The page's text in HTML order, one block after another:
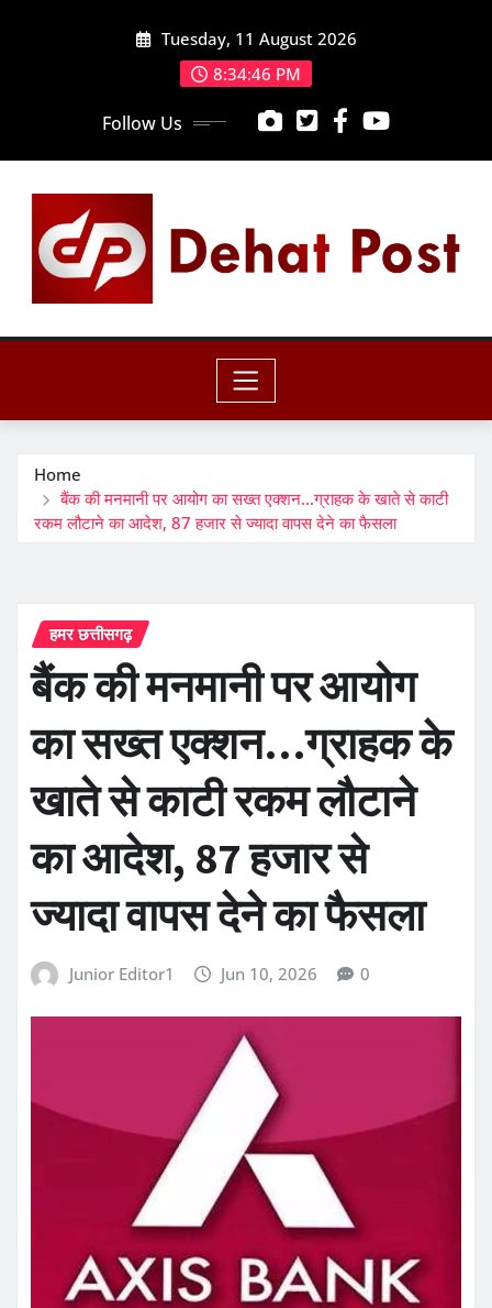
Tuesday, 11 August 2026
8:34:48 PM
Follow Us
Home
बैंक की मनमानी पर आयोग का सख्त एक्शन…ग्राहक के खाते से काटी
रकम लौटाने का आदेश, 87 हजार से ज्यादा वापस देने का फैसला
हमर छत्तीसगढ़
बैंक की मनमानी पर आयोग
का सख्त एक्शन…ग्राहक के
खाते से काटी रकम लौटाने
का आदेश, 87 हजार से
ज्यादा वापस देने का फैसला
Junior Editor1 Jun 10, 2026 0